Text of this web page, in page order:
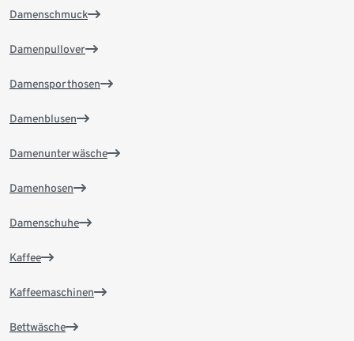
Damenschmuck
Damenpullover
Damensporthosen
Damenblusen
Damenunterwäsche
Damenhosen
Damenschuhe
Kaffee
Kaffeemaschinen
Bettwäsche